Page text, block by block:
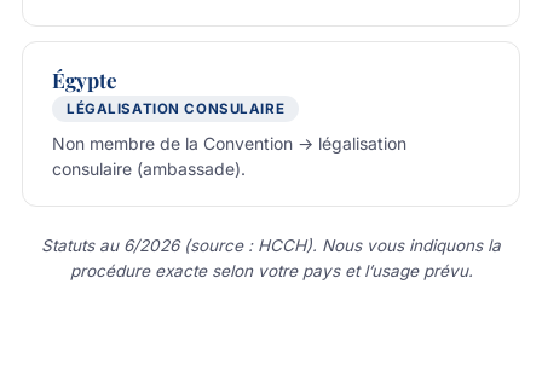
Égypte
LÉGALISATION CONSULAIRE
Non membre de la Convention → légalisation
consulaire (ambassade).
Statuts au 6/2026 (source : HCCH). Nous vous indiquons la
procédure exacte selon votre pays et l’usage prévu.